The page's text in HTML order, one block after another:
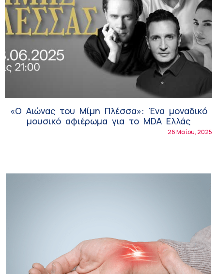
«Ο Αιώνας του Μίμη Πλέσσα»: Ένα μοναδικό
μουσικό αφιέρωμα για το MDA Ελλάς
26 Μαΐου, 2025